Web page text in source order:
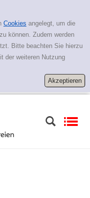
Cookies angelegt, um die
können. Zudem werden
Bitte beachten Sie hierzu
der weiteren Nutzung